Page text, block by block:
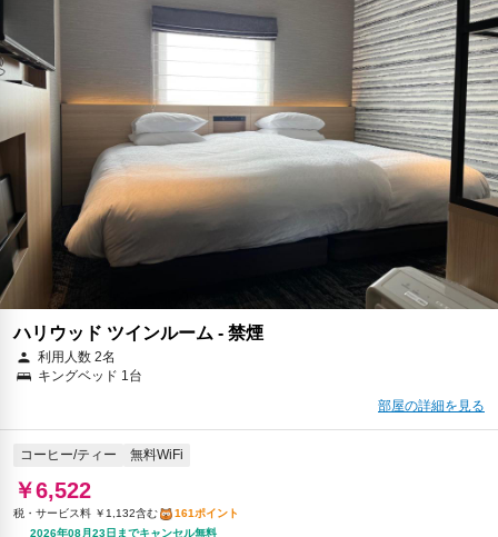
コーヒー/ティー 無料WiFi
￥7,702
税・サービス料 ￥1,337含む
2026年08月23日までキャンセル無料
予約に進む
朝食 無料WiFi
￥8,821
税・サービス料 ￥814含む
返金不可
キャンセルポリシー 予約に進む
朝食 無料WiFi
￥8,868
キャンセルポリシー
ハリウッド ツインルーム - 禁煙
利用人数 2名
キングベッド 1台
部屋の詳細を見る
コーヒー/ティー 無料WiFi
￥6,522
税・サービス料 ￥1,132含む
161ポイント
2026年08月23日までキャンセル無料